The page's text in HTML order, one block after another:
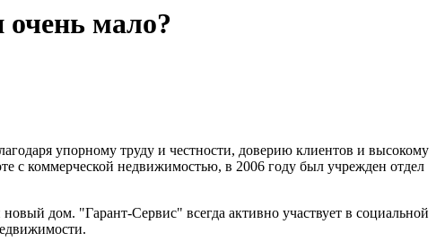
очень мало?
упорному труду и честности, доверию клиентов и высокому
с коммерческой недвижимостью, в 2006 году был учрежден отдел
дом. "Гарант-Сервис" всегда активно участвует в социальной